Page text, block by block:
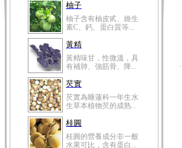
柚子
柚子含有柚皮甙、維生
素C、鈣、蛋白質等...
黃精
黃精味甘，性微溫，具
有補肺、強筋骨、降...
芡實
芡實為睡蓮科一年生水
生草本植物芡的成熟...
桂圓
桂圓的營養成分非一般
水果可比，含有蛋白...